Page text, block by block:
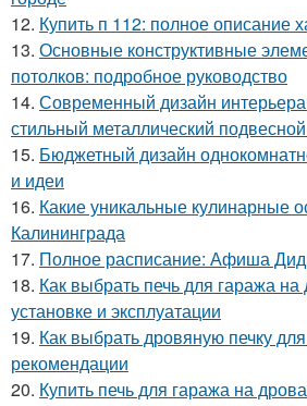
12. Купить п 112: полное описание
13. Основные конструктивные
потолков: подробное руководство
14. Современный дизайн
стильный металлический
15. Бюджетный дизайн
и идеи
16. Какие уникальные кулинарные
Калининграда
17. Полное расписание: Афиша
18. Как выбрать печь для гаража
установке и эксплуатации
19. Как выбрать дровяную печку
рекомендации
20. Купить печь для гаража на